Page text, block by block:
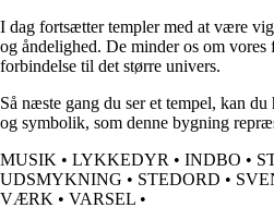
I dag fortsætter templer med at være
og åndelighed. De minder os om
forbindelse til det større univers.
Så næste gang du ser et tempel, kan
og symbolik, som denne bygning
MUSIK • LYKKEDYR • INDBO •
UDSMYKNING • STEDORD •
VÆRK • VARSEL •